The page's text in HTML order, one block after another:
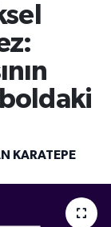
KARATEPE